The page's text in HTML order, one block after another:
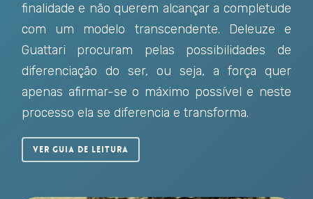
finalidade e não querem alcançar a completude
com um modelo transcendente. Deleuze e
Guattari procuram pelas possibilidades de
diferenciação do ser, ou seja, a força quer
apenas afirmar-se o máximo possível e neste
processo ela se diferencia e transforma.
Ver Guia de Leitura